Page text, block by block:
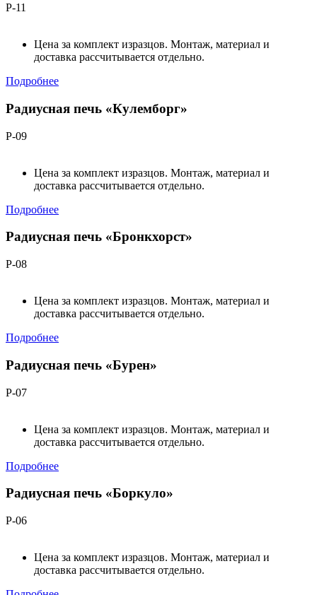
Р-11
Цена за комплект изразцов. Монтаж, материал и
доставка рассчитывается отдельно.
Подробнее
Радиусная печь «Кулемборг»
Р-09
Цена за комплект изразцов. Монтаж, материал и
доставка рассчитывается отдельно.
Подробнее
Радиусная печь «Бронкхорст»
Р-08
Цена за комплект изразцов. Монтаж, материал и
доставка рассчитывается отдельно.
Подробнее
Радиусная печь «Бурен»
Р-07
Цена за комплект изразцов. Монтаж, материал и
доставка рассчитывается отдельно.
Подробнее
Радиусная печь «Боркуло»
Р-06
Цена за комплект изразцов. Монтаж, материал и
доставка рассчитывается отдельно.